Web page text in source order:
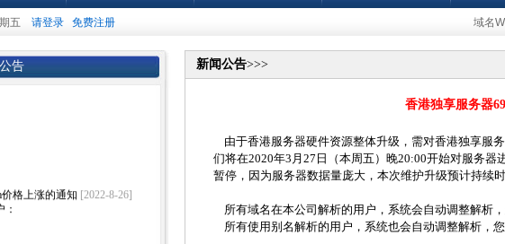
五 请登录 免费注册 域名
告
价格上涨的通知 [2022-8-26]
新闻公告>>>
香港独享服务器
由于香港服务器硬件资源整体升级，需对香港独享服
们将在2020年3月27日（本周五）晚20:00开始对服务
暂停，因为服务器数据量庞大，本次维护升级预计持续时
所有域名在本公司解析的用户，系统会自动调整解析，
所有使用别名解析的用户，系统也会自动调整解析，您